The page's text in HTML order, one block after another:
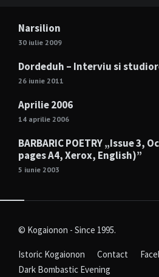
Narsilion
30 iulie 2009
Dordeduh – Interviu si
26 iunie 2011
Aprilie 2006
14 aprilie 2006
BARBARIC POETRY „Issue 3,
pages A4, Xerox, English)”
5 iunie 2003
© Kogaionon - Since 1995.
Istoric Kogaionon Contact
Dark Bombastic Evening